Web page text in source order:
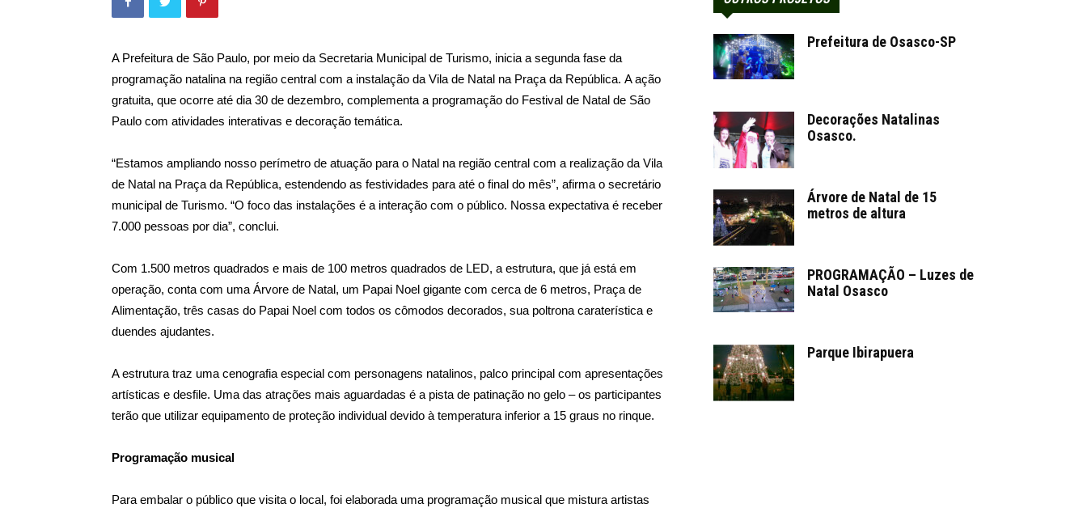
A Prefeitura de São Paulo, por meio da Secretaria Municipal de Turismo, inicia a segunda fase da
programação natalina na região central com a instalação da Vila de Natal na Praça da República. A ação
gratuita, que ocorre até dia 30 de dezembro, complementa a programação do Festival de Natal de São
Paulo com atividades interativas e decoração temática.
“Estamos ampliando nosso perímetro de atuação para o Natal na região central com a realização da Vila
de Natal na Praça da República, estendendo as festividades para até o final do mês”, afirma o secretário
municipal de Turismo. “O foco das instalações é a interação com o público. Nossa expectativa é receber
7.000 pessoas por dia”, conclui.
Com 1.500 metros quadrados e mais de 100 metros quadrados de LED, a estrutura, que já está em
operação, conta com uma Árvore de Natal, um Papai Noel gigante com cerca de 6 metros, Praça de
Alimentação, três casas do Papai Noel com todos os cômodos decorados, sua poltrona caraterística e
duendes ajudantes.
A estrutura traz uma cenografia especial com personagens natalinos, palco principal com apresentações
artísticas e desfile. Uma das atrações mais aguardadas é a pista de patinação no gelo – os participantes
terão que utilizar equipamento de proteção individual devido à temperatura inferior a 15 graus no rinque.
Programação musical
Para embalar o público que visita o local, foi elaborada uma programação musical que mistura artistas
Prefeitura de Osasco-SP
Decorações Natalinas
Osasco.
Árvore de Natal de 15
metros de altura
PROGRAMAÇÃO – Luzes de
Natal Osasco
Parque Ibirapuera